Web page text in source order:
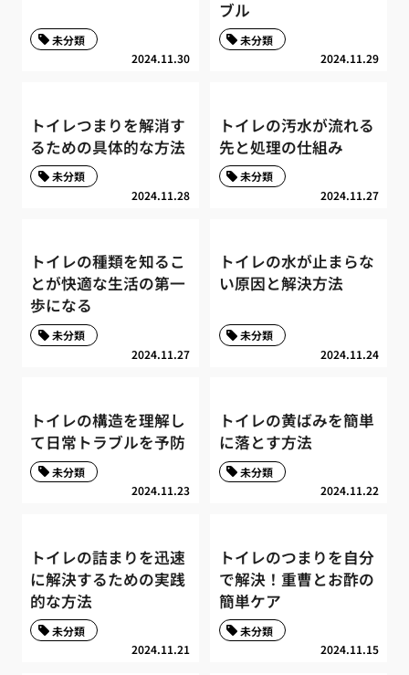
2024.11.30
未分類
ブル
2024.11.29
未分類
トイレつまりを解消す
るための具体的な方法
2024.11.28
未分類
トイレの汚水が流れる
先と処理の仕組み
2024.11.27
未分類
トイレの種類を知るこ
とが快適な生活の第一
歩になる
2024.11.27
未分類
トイレの水が止まらな
い原因と解決方法
2024.11.24
未分類
トイレの構造を理解し
て日常トラブルを予防
2024.11.23
未分類
トイレの黄ばみを簡単
に落とす方法
2024.11.22
未分類
トイレの詰まりを迅速
に解決するための実践
的な方法
2024.11.21
未分類
トイレのつまりを自分
で解決！重曹とお酢の
簡単ケア
2024.11.15
未分類